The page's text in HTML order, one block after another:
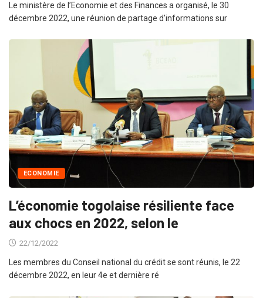
Le ministère de l’Economie et des Finances a organisé, le 30
décembre 2022, une réunion de partage d’informations sur
ECONOMIE
L’économie togolaise résiliente face
aux chocs en 2022, selon le
22/12/2022
Les membres du Conseil national du crédit se sont réunis, le 22
décembre 2022, en leur 4e et dernière ré